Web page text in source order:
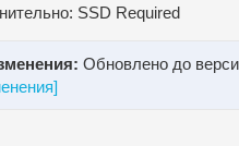
SSD Required
Обновлено до